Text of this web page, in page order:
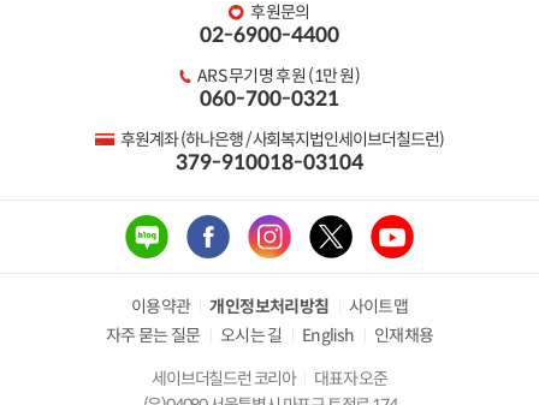
후원문의
02-6900-4400
ARS 무기명 후원 (1만 원)
060-700-0321
후원계좌 (하나은행 / 사회복지법인세이브더칠드런)
379-910018-03104
이용약관 개인정보처리방침
사이트맵
자주 묻는 질문
오시는 길 English
인재채용
세이브더칠드런 코리아
대표자 오준